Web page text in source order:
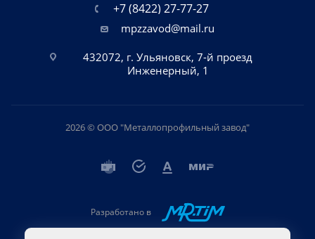
+7 (8422) 27-77-27
mpzzavod@mail.ru
432072, г. Ульяновск, 7-й проезд
Инженерный, 1
2026 © ООО "Металлопрофильный завод"
Разработано в